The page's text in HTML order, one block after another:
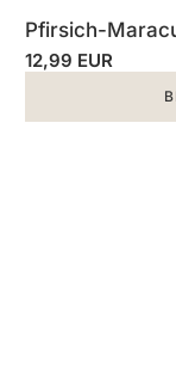
Pfirsich-
12,99 EUR